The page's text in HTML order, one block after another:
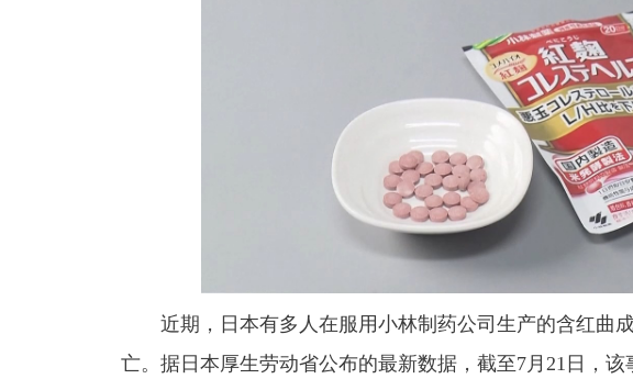
近期，日本有多人在服用小林制药公司生产的含红曲
亡。据日本厚生劳动省公布的最新数据，截至7月21日，